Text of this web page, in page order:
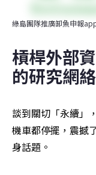
綠島團隊推廣卸魚申報
槓桿外部
的研究網絡
談到關切「永續」
機車都停擺，震撼
身話題。